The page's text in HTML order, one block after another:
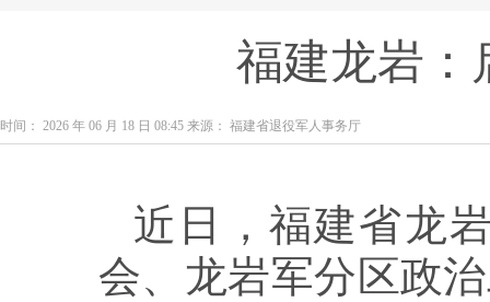
福建龙岩：
时间： 2026 年 06 月 18 日 08:45 来源： 福建省退役军人事务厅
近日，福建省龙
会、龙岩军分区政